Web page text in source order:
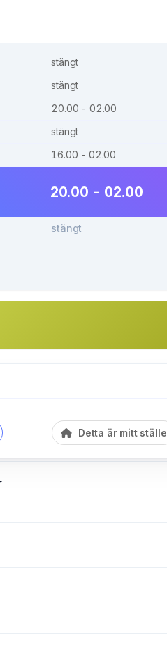
stängt
stängt
20.00 - 02.00
stängt
16.00 - 02.00
20.00 - 02.00
stängt
Detta är mitt ställe